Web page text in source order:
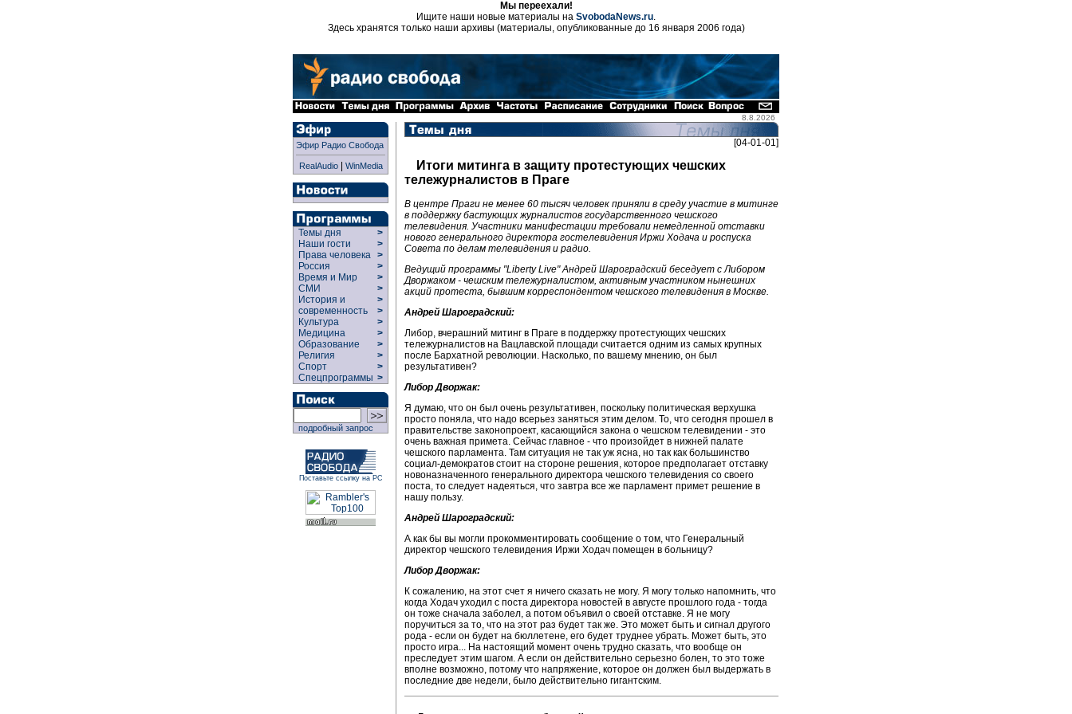
Мы переехали!
Ищите наши новые материалы на SvobodaNews.ru.
Здесь хранятся только наши архивы (материалы, опубликованные до 16 января 2006 года)
8.8.2026
Эфир Радио Свобода
RealAudio| WinMedia
Темы дня
>
Наши гости
>
Права человека >
Россия
>
Время и Мир
>
СМИ
>
История и
современность
>
>
Культура
>
Медицина
>
Образование
>
Религия
>
Спорт
>
Спецпрограммы >
подробный запрос
Поставьте ссылку на РС
[04-01-01]
Итоги митинга в защиту протестующих чешских
тележурналистов в Праге
В центре Праги не менее 60 тысяч человек приняли в среду участие в митинге
в поддержку бастующих журналистов государственного чешского
телевидения. Участники манифестации требовали немедленной отставки
нового генерального директора гостелевидения Иржи Ходача и роспуска
Совета по делам телевидения и радио.
Ведущий программы "Liberty Live" Андрей Шароградский беседует с Либором
Дворжаком - чешским тележурналистом, активным участником нынешних
акций протеста, бывшим корреспондентом чешского телевидения в Москве.
Андрей Шароградский:
Либор, вчерашний митинг в Праге в поддержку протестующих чешских
тележурналистов на Вацлавской площади считается одним из самых крупных
после Бархатной революции. Насколько, по вашему мнению, он был
результативен?
Либор Дворжак:
Я думаю, что он был очень результативен, поскольку политическая верхушка
просто поняла, что надо всерьез заняться этим делом. То, что сегодня прошел в
правительстве законопроект, касающийся закона о чешском телевидении - это
очень важная примета. Сейчас главное - что произойдет в нижней палате
чешского парламента. Там ситуация не так уж ясна, но так как большинство
социал-демократов стоит на стороне решения, которое предполагает отставку
новоназначенного генерального директора чешского телевидения со своего
поста, то следует надеяться, что завтра все же парламент примет решение в
нашу пользу.
Андрей Шароградский:
А как бы вы могли прокомментировать сообщение о том, что Генеральный
директор чешского телевидения Иржи Ходач помещен в больницу?
Либор Дворжак:
К сожалению, на этот счет я ничего сказать не могу. Я могу только напомнить, что
когда Ходач уходил с поста директора новостей в августе прошлого года - тогда
он тоже сначала заболел, а потом объявил о своей отставке. Я не могу
поручиться за то, что на этот раз будет так же. Это может быть и сигнал другого
рода - если он будет на бюллетене, его будет труднее убрать. Может быть, это
просто игра... На настоящий момент очень трудно сказать, что вообще он
преследует этим шагом. А если он действительно серьезно болен, то это тоже
вполне возможно, потому что напряжение, которое он должен был выдержать в
последние две недели, было действительно гигантским.